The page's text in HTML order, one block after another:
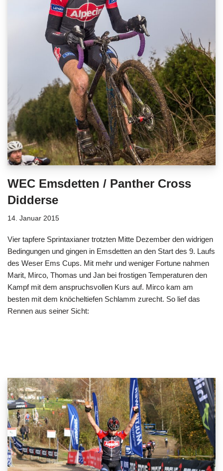
WEC Emsdetten / Panther Cross
Didderse
14. Januar 2015
Vier tapfere Sprintaxianer trotzten Mitte Dezember den widrigen
Bedingungen und gingen in Emsdetten an den Start des 9. Laufs
des Weser Ems Cups. Mit mehr und weniger Fortune nahmen
Marit, Mirco, Thomas und Jan bei frostigen Temperaturen den
Kampf mit dem anspruchsvollen Kurs auf. Mirco kam am
besten mit dem knöcheltiefen Schlamm zurecht. So lief das
Rennen aus seiner Sicht: